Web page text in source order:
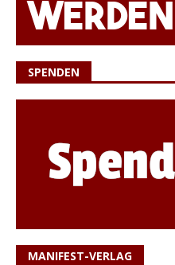
SPENDEN
MANIFEST-VERLAG